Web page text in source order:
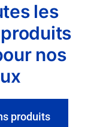
les
nos
produits